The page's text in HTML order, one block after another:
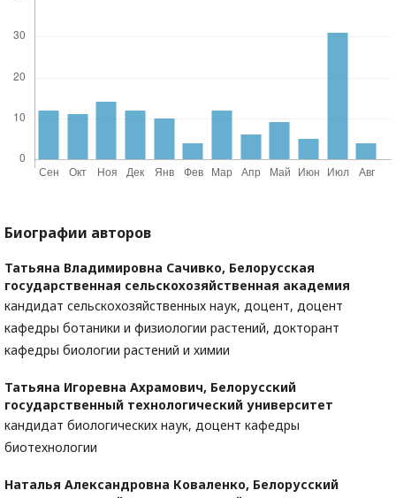
Биографии авторов
Татьяна Владимировна Сачивко, Белорусская
государственная сельскохозяйственная академия
кандидат сельскохозяйственных наук, доцент, доцент
кафедры ботаники и физиологии растений, докторант
кафедры биологии растений и химии
Татьяна Игоревна Ахрамович, Белорусский
государственный технологический университет
кандидат биологических наук, доцент кафедры
биотехнологии
Наталья Александровна Коваленко, Белорусский